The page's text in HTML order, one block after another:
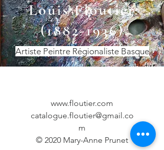
Louis Floutier
(1882-1936)
Artiste Peintre Régionaliste Basque
www.floutier.com
catalogue.floutier@gmail.co
m
© 2020 Mary-Anne Prunet